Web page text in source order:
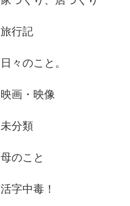
旅行記
日々のこと。
映画・映像
未分類
母のこと
活字中毒！